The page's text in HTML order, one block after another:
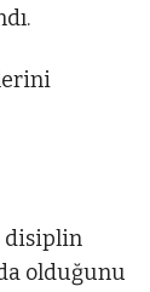
disiplin
olduğunu